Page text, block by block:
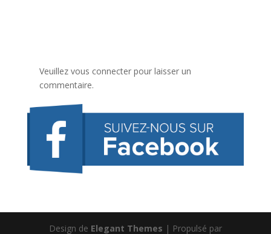
Veuillez vous connecter pour laisser un
commentaire.
Design de Elegant Themes | Propulsé par